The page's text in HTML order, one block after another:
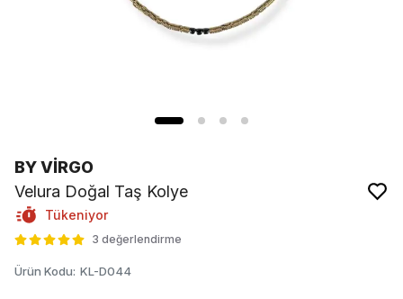
BY VİRGO
Velura Doğal Taş Kolye
Tükeniyor
3 değerlendirme
Ürün Kodu: KL-D044